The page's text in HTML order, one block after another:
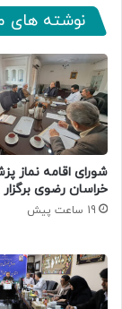
نوشته های
شورای اقامه نماز
خراسان رضوی
19 ساعت پیش